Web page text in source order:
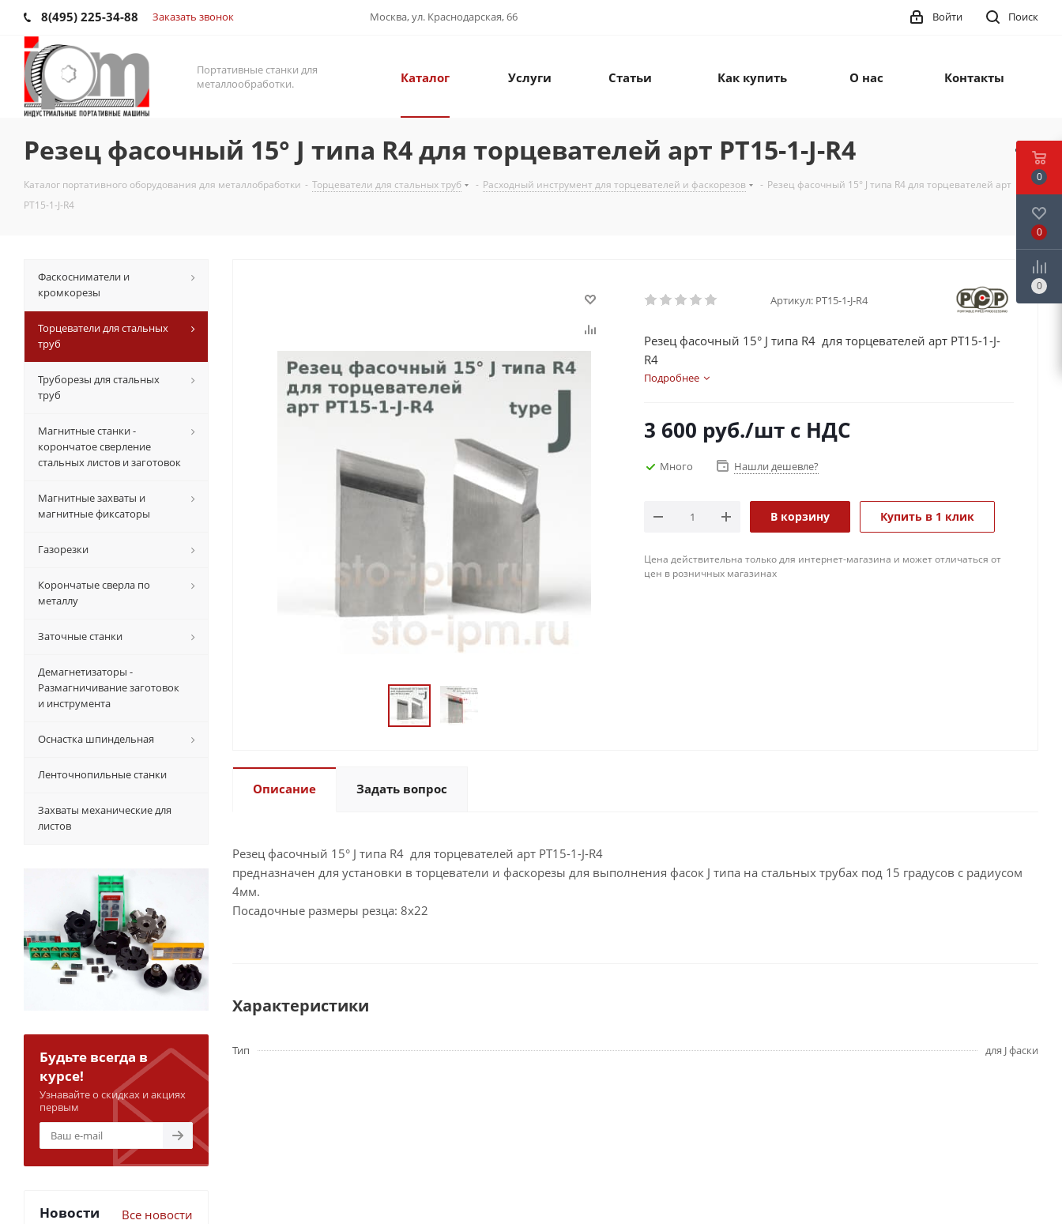
8(495) 225-34-88 Заказать звонок Москва, ул. Краснодарская, 66 Поиск
Войти
Портативные станки для
металлообработки.
Каталог Услуги Статьи Как купить О нас Контакты
Резец фасочный 15° J типа R4 для торцевателей арт PT15-1-J-R4
Каталог портативного оборудования для металлобработки - Торцеватели для стальных труб - Расходный инструмент для торцевателей и фаскорезов - Резец фасочный 15° J типа R4 для торцевателей арт
PT15-1-J-R4
Артикул: РТ15-1-J-R4
Резец фасочный 15° J типа R4 для торцевателей арт PT15-1-J-
R4
Подробнее
3 600 руб./шт с НДС
Много Нашли дешевле?
В корзину Купить в 1 клик
Цена действительна только для интернет-магазина и может отличаться от
цен в розничных магазинах
Описание Задать вопрос
Резец фасочный 15° J типа R4 для торцевателей арт PT15-1-J-R4
предназначен для установки в торцеватели и фаскорезы для выполнения фасок J типа на стальных трубах под 15 градусов с радиусом
4мм.
Посадочные размеры резца: 8х22
Характеристики
Тип для J фаски
Фаскосниматели и
кромкорезы
Торцеватели для стальных
труб
Труборезы для стальных
труб
Магнитные станки -
корончатое сверление
стальных листов и заготовок
Магнитные захваты и
магнитные фиксаторы
Газорезки
Корончатые сверла по
металлу
Заточные станки
Демагнетизаторы -
Размагничивание заготовок
и инструмента
Оснастка шпиндельная
Ленточнопильные станки
Захваты механические для
листов
Будьте всегда в
курсе!
Узнавайте о скидках и акциях
первым
Новости Все новости
0
0
0